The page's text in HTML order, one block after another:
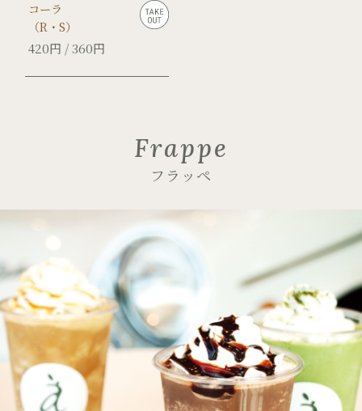
コーラ
（R・S）
420円 / 360円
Frappe
フラッペ